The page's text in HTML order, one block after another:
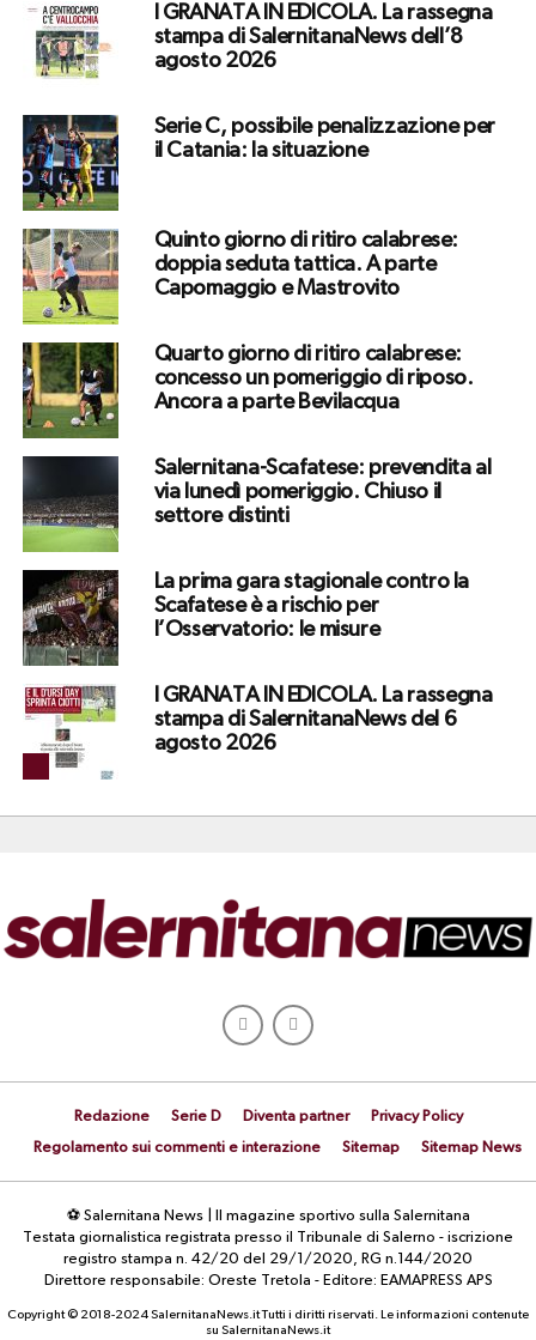
I GRANATA IN EDICOLA. La rassegna
stampa di SalernitanaNews dell’8
agosto 2026
Serie C, possibile penalizzazione per
il Catania: la situazione
Quinto giorno di ritiro calabrese:
doppia seduta tattica. A parte
Capomaggio e Mastrovito
Quarto giorno di ritiro calabrese:
concesso un pomeriggio di riposo.
Ancora a parte Bevilacqua
Salernitana-Scafatese: prevendita al
via lunedì pomeriggio. Chiuso il
settore distinti
La prima gara stagionale contro la
Scafatese è a rischio per
l’Osservatorio: le misure
I GRANATA IN EDICOLA. La rassegna
stampa di SalernitanaNews del 6
agosto 2026
Redazione Serie D Diventa partner
Privacy Policy
Regolamento sui commenti e interazione
Sitemap Sitemap News
⚽ Salernitana News | Il magazine sportivo sulla Salernitana
Testata giornalistica registrata presso il Tribunale di Salerno - iscrizione
registro stampa n. 42/20 del 29/1/2020, RG n.144/2020
Direttore responsabile: Oreste Tretola - Editore: EAMAPRESS APS
Copyright © 2018-2024 SalernitanaNews.it Tutti i diritti riservati. Le informazioni contenute
su SalernitanaNews.it